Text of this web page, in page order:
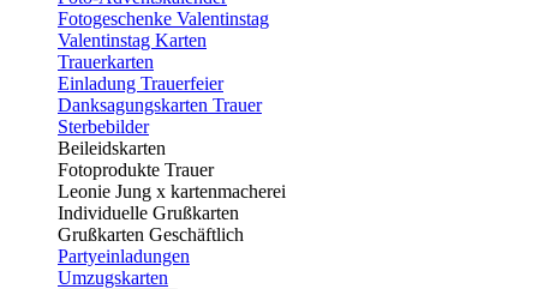
Fotogeschenke Valentinstag
Valentinstag Karten
Trauerkarten
Einladung Trauerfeier
Danksagungskarten Trauer
Sterbebilder
Beileidskarten
Fotoprodukte Trauer
Leonie Jung x kartenmacherei
Individuelle Grußkarten
Grußkarten Geschäftlich
Partyeinladungen
Umzugskarten